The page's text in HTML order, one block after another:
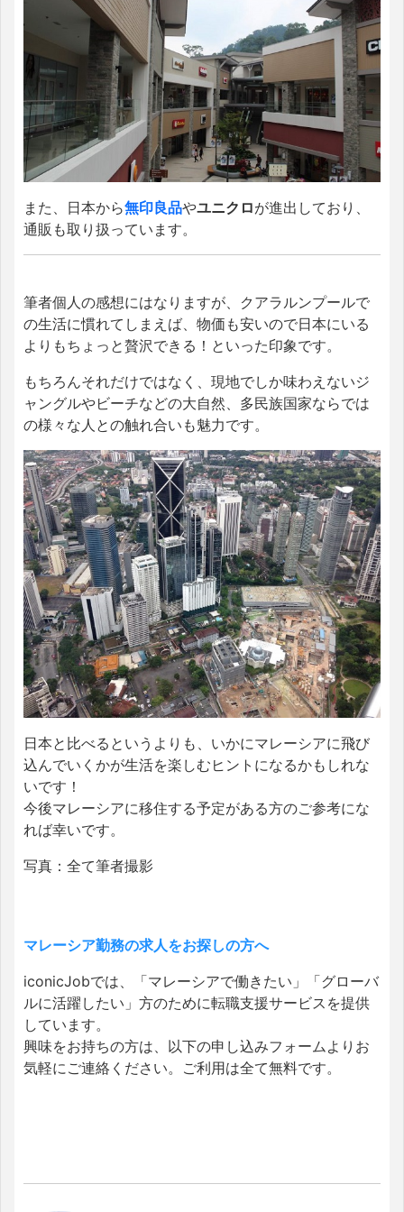
また、日本から無印良品やユニクロが進出しており、
通販も取り扱っています。
筆者個人の感想にはなりますが、クアラルンプールで
の生活に慣れてしまえば、物価も安いので日本にいる
よりもちょっと贅沢できる！といった印象です。
もちろんそれだけではなく、現地でしか味わえないジ
ャングルやビーチなどの大自然、多民族国家ならでは
の様々な人との触れ合いも魅力です。
日本と比べるというよりも、いかにマレーシアに飛び
込んでいくかが生活を楽しむヒントになるかもしれな
いです！
今後マレーシアに移住する予定がある方のご参考にな
れば幸いです。
写真：全て筆者撮影
マレーシア勤務の求人をお探しの方へ
iconicJobでは、「マレーシアで働きたい」「グローバ
ルに活躍したい」方のために転職支援サービスを提供
しています。
興味をお持ちの方は、以下の申し込みフォームよりお
気軽にご連絡ください。ご利用は全て無料です。